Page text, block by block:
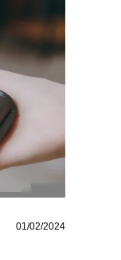
01/02/2024